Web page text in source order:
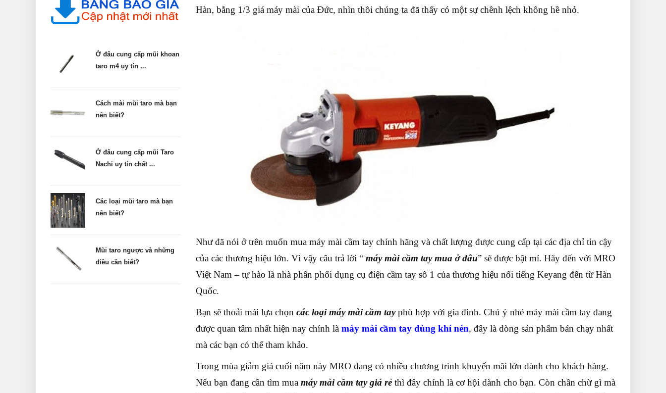
Hàn, bằng 1/3 giá máy mài của Đức, nhìn thôi chúng ta đã thấy có một sự chênh lệch không hề nhỏ.
Như đã nói ở trên muốn mua máy mài cầm tay chính hãng và chất lượng được cung cấp tại các địa chỉ tin cậy
của các thương hiệu lớn. Vì vậy câu trả lời “ máy mài cầm tay mua ở đâu” sẽ được bật mí. Hãy đến với MRO
Việt Nam – tự hào là nhà phân phối dụng cụ điện cầm tay số 1 của thương hiệu nổi tiếng Keyang đến từ Hàn
Quốc.
Bạn sẽ thoải mái lựa chọn các loại máy mài cầm tayphù hợp với gia đình. Chú ý nhé máy mài cầm tay đang
được quan tâm nhất hiện nay chính là máy mài cầm tay dùng khí nén, đây là dòng sản phẩm bán chạy nhất
mà các bạn có thể tham khảo.
Trong mùa giảm giá cuối năm này MRO đang có nhiều chương trình khuyến mãi lớn dành cho khách hàng.
Nếu bạn đang cần tìm mua máy mài cầm tay giá rẻthì đây chính là cơ hội dành cho bạn. Còn chần chừ gì mà
Ở đâu cung cấp mũi khoan
taro m4 uy tín ...
Cách mài mũi taro mà bạn
nên biết?
Ở đâu cung cấp mũi Taro
Nachi uy tín chất ...
Các loại mũi taro mà bạn
nên biết?
Mũi taro ngược và những
điều cần biết?